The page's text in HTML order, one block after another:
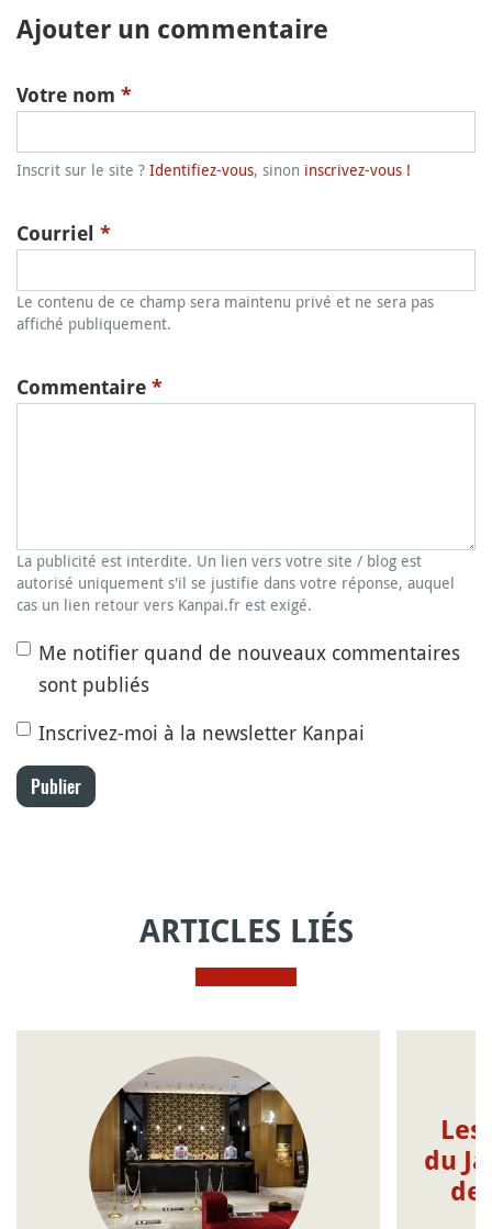
Ajouter un commentaire
Votre nom *
Inscrit sur le site ? Identifiez-vous, sinon inscrivez-vous !
Courriel *
Le contenu de ce champ sera maintenu privé et ne sera pas
affiché publiquement.
Commentaire *
La publicité est interdite. Un lien vers votre site / blog est
autorisé uniquement s'il se justifie dans votre réponse, auquel
cas un lien retour vers Kanpai.fr est exigé.
Me notifier quand de nouveaux commentaires
sont publiés
Inscrivez-moi à la newsletter Kanpai
Publier
ARTICLES LIÉS
du
de